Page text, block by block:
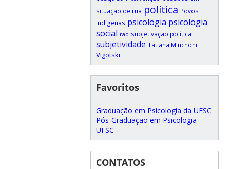
situação de rua política Povos
Indígenas psicologia psicologia
social rap subjetivação política
subjetividade Tatiana Minchoni
Vigotski
Favoritos
Graduação em Psicologia da UFSC
Pós-Graduação em Psicologia
UFSC
CONTATOS